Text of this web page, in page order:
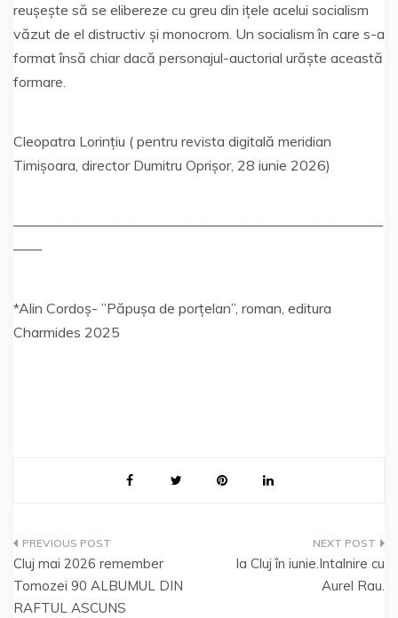
reușește să se elibereze cu greu din ițele acelui socialism
văzut de el distructiv și monocrom. Un socialism în care s-a
format însă chiar dacă personajul-auctorial urăște această
formare.
Cleopatra Lorințiu ( pentru revista digitală meridian
Timișoara, director Dumitru Oprișor, 28 iunie 2026)
——————————————————————————
——
*Alin Cordoș- ”Păpușa de porțelan”, roman, editura
Charmides 2025
Post
navigation
Cluj mai 2026 remember
Tomozei 90 ALBUMUL DIN
RAFTUL ASCUNS
la Cluj în iunie.Intalnire cu
Aurel Rau.